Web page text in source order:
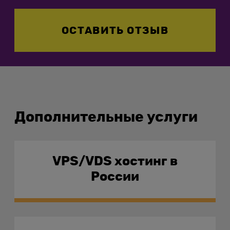
ОСТАВИТЬ ОТЗЫВ
Дополнительные услуги
VPS/VDS хостинг в
России